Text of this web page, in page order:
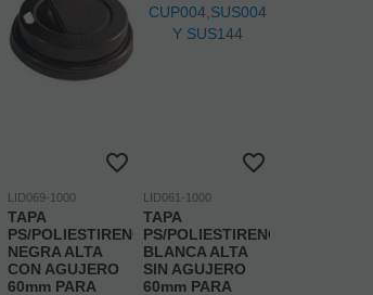
LID069-1000
TAPA
PS/POLIESTIRENO
NEGRA ALTA
CON AGUJERO
60mm PARA
LID061-1000
TAPA
PS/POLIESTIRENO
BLANCA ALTA
SIN AGUJERO
60mm PARA